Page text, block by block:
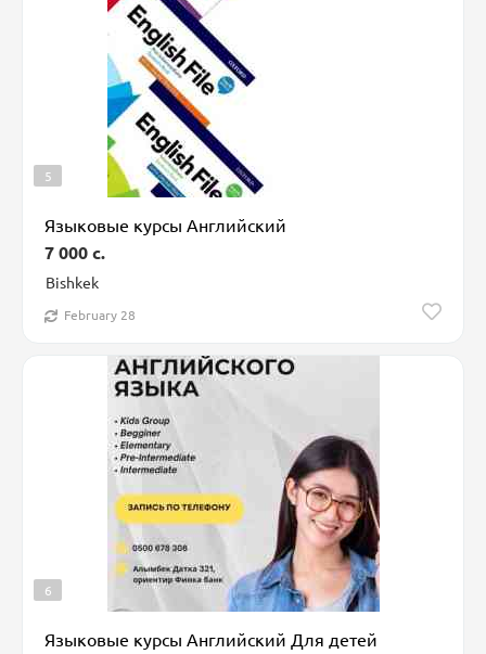
5
Языковые курсы Английский
Bishkek
7 000 c.
February 28
6
Языковые курсы Английский Для детей